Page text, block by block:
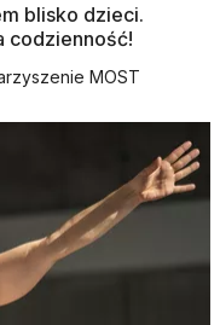
blisko dzieci.
codzienność!
MOST